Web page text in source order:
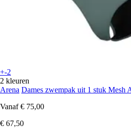
+-2
2 kleuren
Arena Dames zwempak uit 1 stuk Mesh
Vanaf € 75,00
€ 67,50